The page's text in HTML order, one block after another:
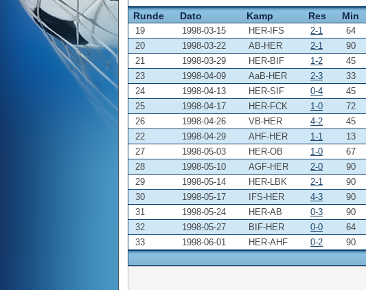
Runde Dato Kamp Res Min
19 1998-03-15 HER-IFS 2-1 64
20
1998-03-22 AB-HER 2-1
90
21
1998-03-29 HER-BIF 1-2
45
23
1998-04-09 AaB-HER 2-3 33
24
1998-04-13 HER-SIF 0-4
45
25
1998-04-17 HER-FCK 1-0
72
26
1998-04-26 VB-HER 4-2
45
22
1998-04-29 AHF-HER 1-1
13
27
1998-05-03 HER-OB 1-0 67
28
1998-05-10 AGF-HER 2-0
90
29
1998-05-14 HER-LBK 2-1 90
30
1998-05-17 IFS-HER 4-3 90
31
1998-05-24 HER-AB 0-3
90
32
1998-05-27 BIF-HER 0-0
64
33
1998-06-01 HER-AHF 0-2 90